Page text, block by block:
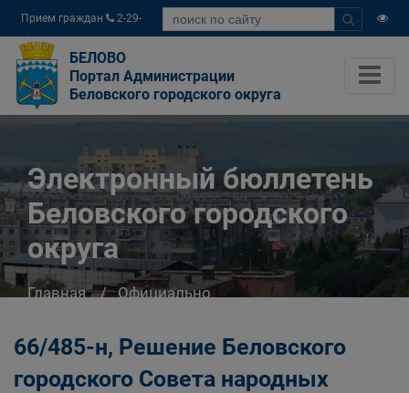
Прием граждан
2-29-
04
БЕЛОВО
Портал Администрации
Беловского городского округа
Электронный бюллетень
Беловского городского
округа
Главная
Официально
городского округа
66/485-н, Решение Беловского
городского Совета народных